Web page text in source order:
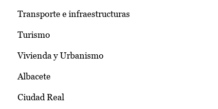
Transporte e infraestructuras
Turismo
Vivienda y Urbanismo
Albacete
Ciudad Real